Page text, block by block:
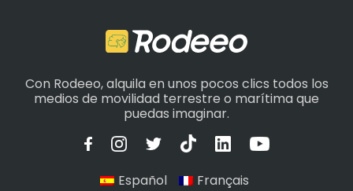
Con Rodeeo, alquila en unos pocos clics todos los
medios de movilidad terrestre o marítima que
puedas imaginar.
Español Français